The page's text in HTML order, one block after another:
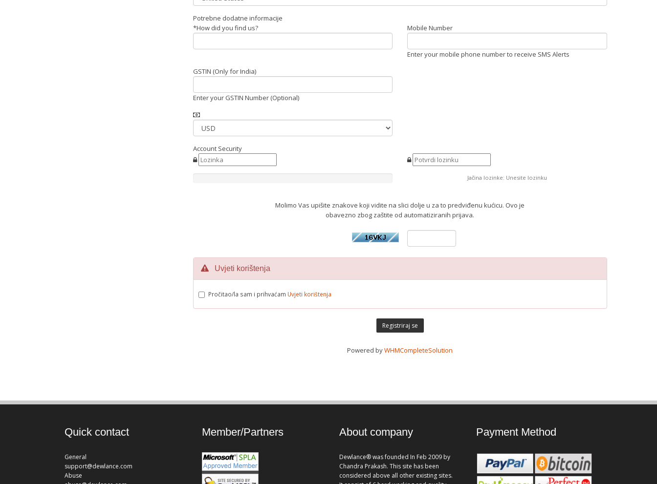
Potrebne dodatne informacije
*How did you find us?
Mobile Number
Enter your mobile phone number to receive SMS Alerts
GSTIN (Only for India)
Enter your GSTIN Number (Optional)
Account Security
Jačina lozinke: Unesite lozinku
Molimo Vas upišite znakove koji vidite na slici dolje u za to predviđenu kućicu. Ovo je
obavezno zbog zaštite od automatiziranih prijava.
Uvjeti korištenja
Pročitao/la sam i prihvaćam Uvjeti korištenja
Powered byWHMCompleteSolution
Quick contact
General
support@dewlance.com
Abuse
Member/Partners About company
Dewlance® was founded In Feb 2009 by
Chandra Prakash. This site has been
considered above all other existing sites.
Payment Method